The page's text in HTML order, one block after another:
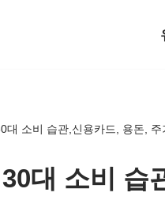
대 소비 습관,신용카드, 용돈, 주
대 소비 습